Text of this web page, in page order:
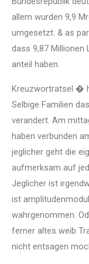
allem wurden 9,9
umgesetzt. & as
dass 9,87 Millionen
anteil haben.
Kreuzwortratsel �
Selbige Familien
verandert. Am
haben verbunden
jeglicher geht die
aufmerksam auf
Jeglicher ist
ist
wahrgenommen.
ferner altes weib
nicht entsagen